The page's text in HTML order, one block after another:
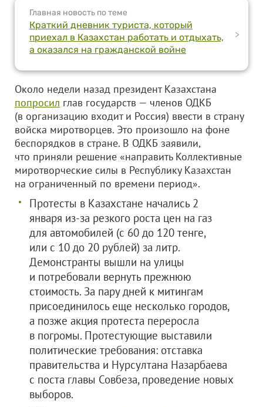
Главная новость по теме
Краткий дневник туриста, который
приехал в Казахстан работать и отдыхать,
а оказался на гражданской войне
>
Около недели назад президент Казахстана
попросил глав государств — членов ОДКБ
(в организацию входит и Россия) ввести в страну
войска миротворцев. Это произошло на фоне
беспорядков в стране. В ОДКБ заявили,
что приняли решение «направить Коллективные
миротворческие силы в Республику Казахстан
на ограниченный по времени период».
Протесты в Казахстане начались 2
января из-за резкого роста цен на газ
для автомобилей (с 60 до 120 тенге,
или с 10 до 20 рублей) за литр.
Демонстранты вышли на улицы
и потребовали вернуть прежнюю
стоимость. За пару дней к митингам
присоединилось еще несколько городов,
а позже акция протеста переросла
в погромы. Протестующие выставили
политические требования: отставка
правительства и Нурсултана Назарбаева
с поста главы Совбеза, проведение новых
выборов.